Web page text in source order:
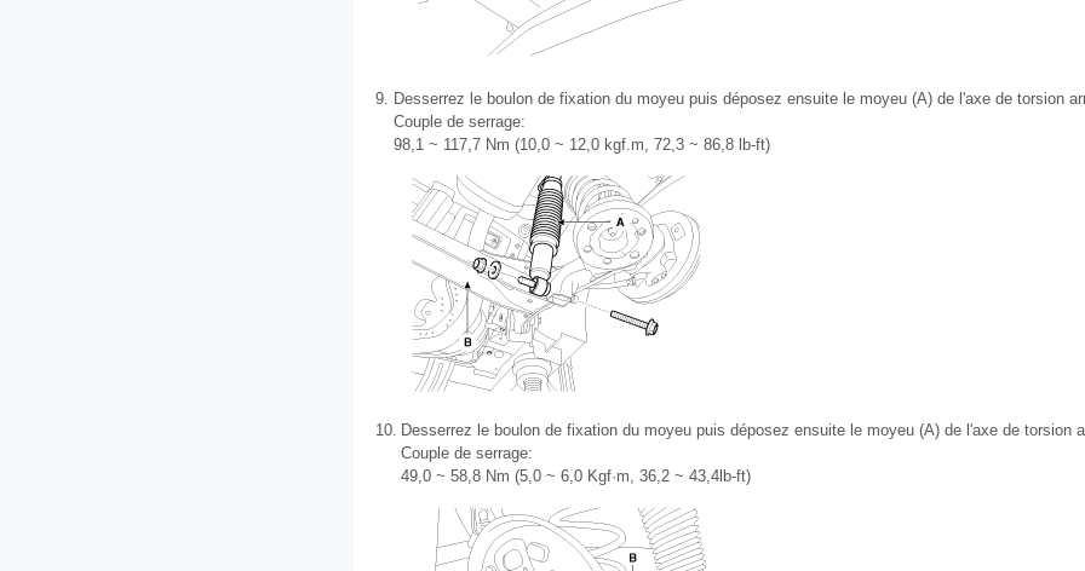
9. Desserrez le boulon de fixation du moyeu puis déposez ensuite le moyeu (A) de l'axe de torsion
Couple de serrage:
98,1 ~ 117,7 Nm (10,0 ~ 12,0 kgf.m, 72,3 ~ 86,8 lb-ft)
10. Desserrez le boulon de fixation du moyeu puis déposez ensuite le moyeu (A) de l'axe de torsion
Couple de serrage:
49,0 ~ 58,8 Nm (5,0 ~ 6,0 Kgf·m, 36,2 ~ 43,4lb-ft)